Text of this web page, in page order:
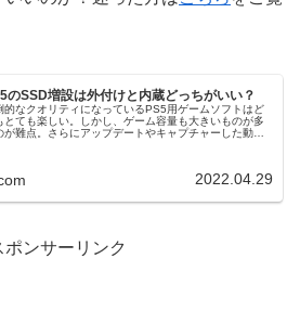
のSSD増設は外付けと内蔵どっちがいい？
的なクオリティになっているPS5用ゲームソフトはど
とても楽しい。しかし、ゲーム容量も大きいものが多
が難点。さらにアップデートやキャプチャーした動画
2022.04.29
ポンサーリンク